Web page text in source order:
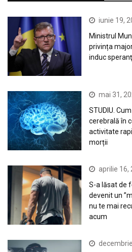
iunie 19,
Ministrul
privința
induc
mai 31,
STUDIU.
cerebrală în
activitate
morții
aprilie 16,
S-a lăsat de
devenit un
nu te mai
acum